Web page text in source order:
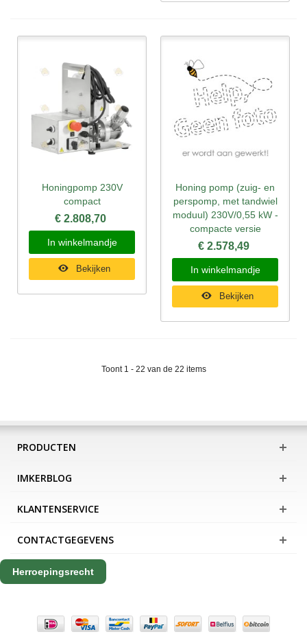
Honingpomp 230V
compact
€ 2.808,70
In winkelmandje
Bekijken
Honing pomp (zuig- en
perspomp, met tandwiel
moduul) 230V/0,55 kW -
compacte versie
€ 2.578,49
In winkelmandje
Bekijken
Toont 1 - 22 van de 22 items
PRODUCTEN
IMKERBLOG
KLANTENSERVICE
CONTACTGEGEVENS
Herroepingsrecht